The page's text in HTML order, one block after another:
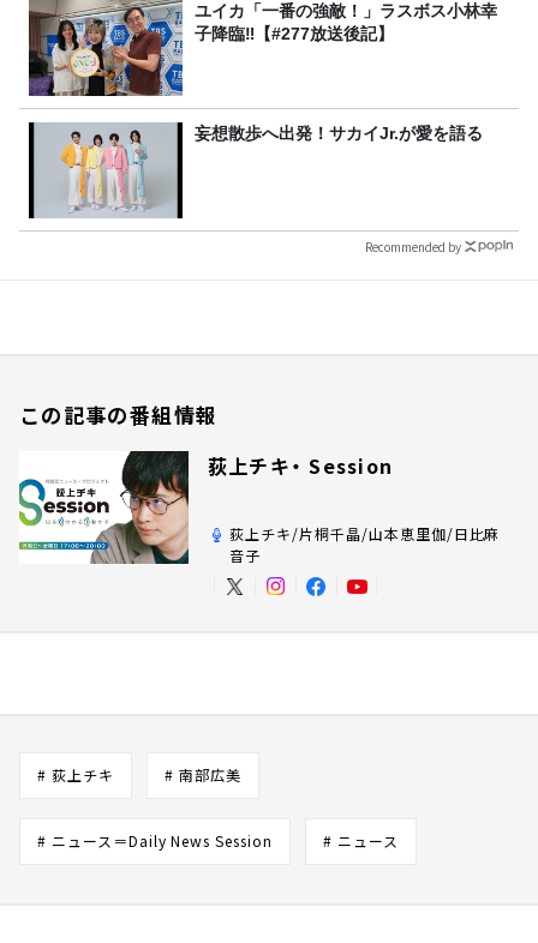
ユイカ「一番の強敵！」ラスボス小林幸
子降臨‼【#277放送後記】
妄想散歩へ出発！サカイJr.が愛を語る
Recommended by
この記事の番組情報
荻上チキ・ Session
荻上チキ/片桐千晶/山本恵里伽/日比麻
音子
# 荻上チキ # 南部広美
# ニュース＝Daily News Session # ニュース